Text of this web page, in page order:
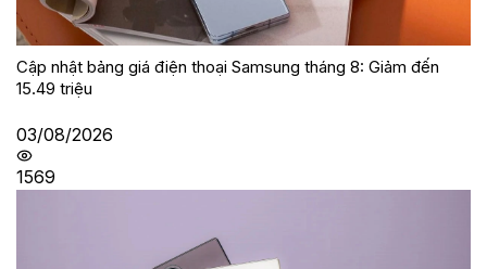
Cập nhật bảng giá điện thoại Samsung tháng 8: Giảm đến
15.49 triệu
03/08/2026
1569